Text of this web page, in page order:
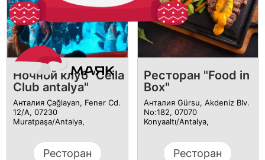
Ночной клуб "Ceila
Club antalya"
Анталия Çağlayan, Fener Cd.
12/A, 07230
Muratpaşa/Antalya,
Ресторан
Ресторан "Food in
Box"
Анталия Gürsu, Akdeniz Blv.
No:182, 07070
Konyaaltı/Antalya,
Ресторан